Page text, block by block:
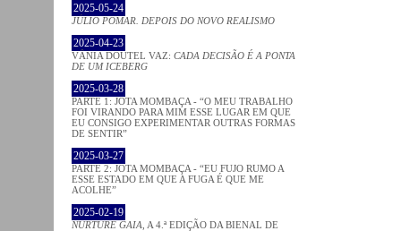
2025-05-24
JÚLIO POMAR. DEPOIS DO NOVO REALISMO
2025-04-23
VÂNIA DOUTEL VAZ: CADA DECISÃO É A PONTA
DE UM ICEBERG
2025-03-28
PARTE 1: JOTA MOMBAÇA - “O MEU TRABALHO
FOI VIRANDO PARA MIM ESSE LUGAR EM QUE
EU CONSIGO EXPERIMENTAR OUTRAS FORMAS
DE SENTIR”
2025-03-27
PARTE 2: JOTA MOMBAÇA - “EU FUJO RUMO A
ESSE ESTADO EM QUE A FUGA É QUE ME
ACOLHE”
2025-02-19
NURTURE GAIA , A 4.ª EDIÇÃO DA BIENAL DE